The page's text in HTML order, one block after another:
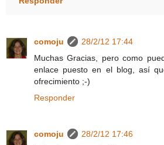
comoju
28/2/12 17:44
Muchas Gracias, pero como
enlace puesto en el blog, así
ofrecimiento ;-)
Responder
comoju
28/2/12 17:46